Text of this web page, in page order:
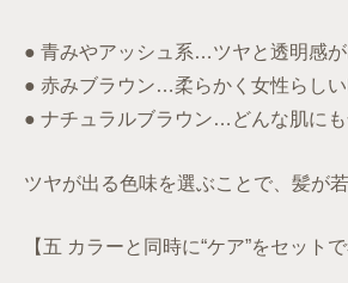
● 青みやアッシュ系…ツヤと透明感
● 赤みブラウン…柔らかく女性らしい
● ナチュラルブラウン…どんな肌に
ツヤが出る色味を選ぶことで、髪が
【五 カラーと同時に“ケア”をセットで